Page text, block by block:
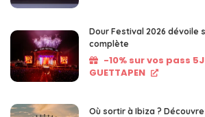
Dour Festival 2026 dévoile
complète
-10% sur vos pass
GUETTAPEN
Où sortir à Ibiza ?